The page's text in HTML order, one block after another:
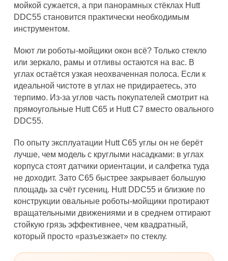
мойкой сужается, а при панорамных стёклах Hutt
DDC55 становится практически необходимым
инструментом.
Моют ли роботы-мойщики окон всё? Только стекло
или зеркало, рамы и отливы остаются на вас. В
углах остаётся узкая неохваченная полоса. Если к
идеальной чистоте в углах не придираетесь, это
терпимо. Из-за углов часть покупателей смотрит на
прямоугольные Hutt C65 и Hutt C7 вместо овального
DDC55.
По опыту эксплуатации Hutt C65 углы он не берёт
лучше, чем модель с круглыми насадками: в углах
корпуса стоят датчики ориентации, и салфетка туда
не доходит. Зато C65 быстрее закрывает большую
площадь за счёт гусениц. Hutt DDC55 и близкие по
конструкции овальные роботы-мойщики протирают
вращательными движениями и в среднем оттирают
стойкую грязь эффективнее, чем квадратный,
который просто «разъезжает» по стеклу.